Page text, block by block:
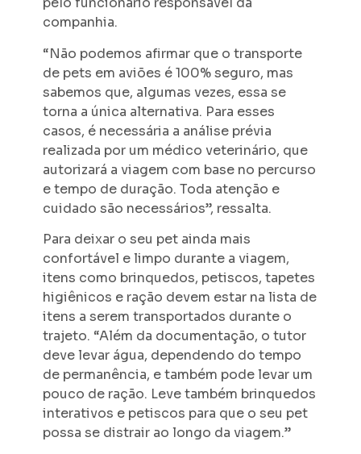
companhia.
“Não podemos afirmar que o transporte
de pets em aviões é 100% seguro, mas
sabemos que, algumas vezes, essa se
torna a única alternativa. Para esses
casos, é necessária a análise prévia
realizada por um médico veterinário, que
autorizará a viagem com base no percurso
e tempo de duração. Toda atenção e
cuidado são necessários”, ressalta.
Para deixar o seu pet ainda mais
confortável e limpo durante a viagem,
itens como brinquedos, petiscos, tapetes
higiênicos e ração devem estar na lista de
itens a serem transportados durante o
trajeto. “Além da documentação, o tutor
deve levar água, dependendo do tempo
de permanência, e também pode levar um
pouco de ração. Leve também brinquedos
interativos e petiscos para que o seu pet
possa se distrair ao longo da viagem.”